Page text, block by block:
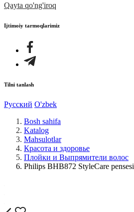
Qayta qo'ng'iroq
Ijtimoiy tarmoqlarimiz
Tilni tanlash
Русский O'zbek
Bosh sahifa
Katalog
Mahsulotlar
Красота и здоровье
Плойки и Выпрямители волос
Philips BHB872 StyleCare pensesi